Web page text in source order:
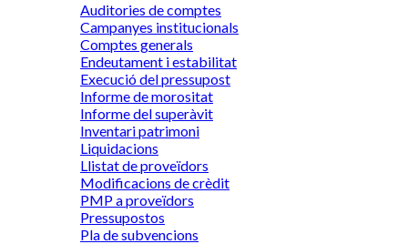
Auditories de comptes
Campanyes institucionals
Comptes generals
Endeutament i estabilitat
Execució del pressupost
Informe de morositat
Informe del superàvit
Inventari patrimoni
Liquidacions
Llistat de proveïdors
Modificacions de crèdit
PMP a proveïdors
Pressupostos
Pla de subvencions